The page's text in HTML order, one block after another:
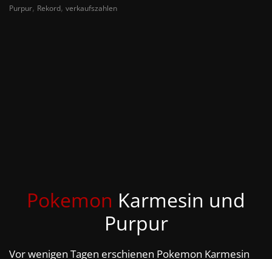
Purpur, Rekord, verkaufszahlen
Pokemon Karmesin und
Purpur
Vor wenigen Tagen erschienen Pokemon Karmesin